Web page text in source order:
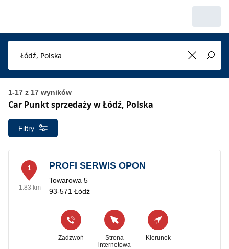
1-17 z 17 wyników
Car Punkt sprzedaży w Łódź, Polska
Filtry
1
1.83 km
PROFI SERWIS OPON
Towarowa 5
93-571 Łódź
Zadzwoń
Strona
internetowa
Kierunek